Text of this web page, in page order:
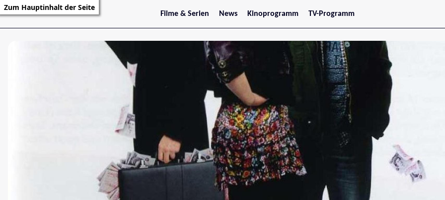
Zum Hauptinhalt der Seite
Filme & Serien
Trailer
Serienarchiv
News
Stars
Kinoprogramm
Jetzt im Kino
Niederösterreich
Oberösterreich
Kärnten
Salzburg
Tirol
Vorarlberg
TV-Programm